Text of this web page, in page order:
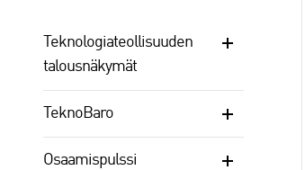
Teknologiateollisuuden
talousnäkymät
TeknoBaro
Osaamispulssi